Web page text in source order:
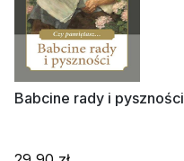
Babcine rady i pyszności